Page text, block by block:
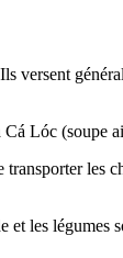
versent
Lóc (soupe
les
et les légumes